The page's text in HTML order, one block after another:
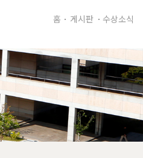
홈 게시판 수상소식